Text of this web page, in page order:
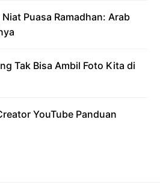
Puasa Ramadhan: Arab
Tak Bisa Ambil Foto Kita di
YouTube Panduan